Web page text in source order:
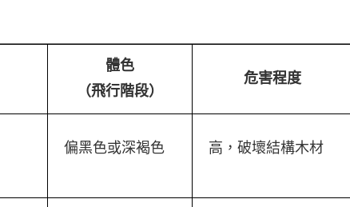
體色
（飛行階段）
危害程度
偏黑色或深褐色 高，破壞結構木材